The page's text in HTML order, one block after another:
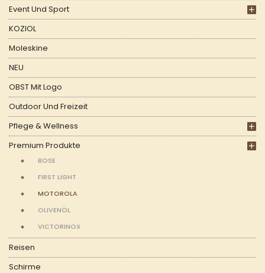
Event Und Sport
KOZIOL
Moleskine
NEU
OBST Mit Logo
Outdoor Und Freizeit
Pflege & Wellness
Premium Produkte
BOSE
FIRST LIGHT
MOTOROLA
OLIVENÖL
VICTORINOX
Reisen
Schirme